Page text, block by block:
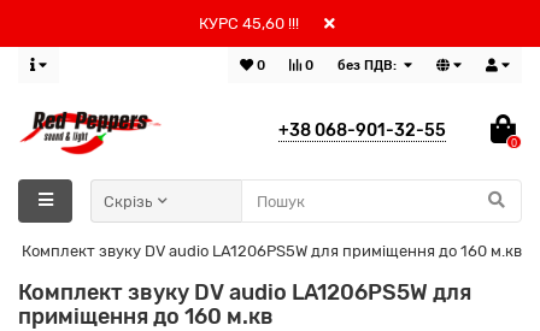
КУРС 45,60 !!!
без ПДВ:
0
0
+38 068-901-32-55
0
Скрізь
Комплект звуку DV audio LA1206PS5W для приміщення до 160 м.кв
Комплект звуку DV audio LA1206PS5W для
приміщення до 160 м.кв